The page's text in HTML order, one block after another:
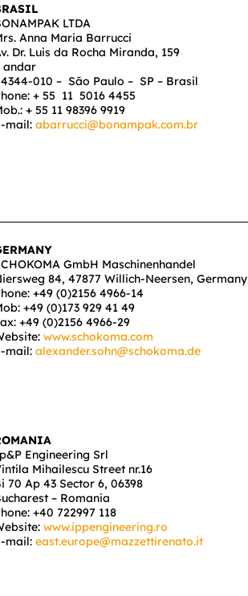
LTDA
Anna Maria Barrucci
Dr. Luis da Rocha Miranda, 159
andar
010 – São Paulo – SP – Brasil
+ 55 11 5016 4455
+ 55 11 98396 9919
mail:abarrucci@bonampak.com.br
GmbH Maschinenhandel
84, 47877 Willich-Neersen, Germany
+49 (0)2156 4966-14
+49 (0)173 929 41 49
+49 (0)2156 4966-29
www.schokoma.com
mail:alexander.sohn@schokoma.de
Engineering Srl
Mihailescu Street nr.16
70 Ap 43 Sector 6, 06398
– Romania
+40 722997 118
www.ippengineering.ro
mail:east.europe@mazzettirenato.it